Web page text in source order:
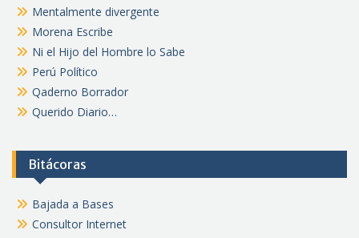
Mentalmente divergente
Morena Escribe
Ni el Hijo del Hombre lo Sabe
Perú Político
Qaderno Borrador
Querido Diario…
Bitácoras
Bajada a Bases
Consultor Internet